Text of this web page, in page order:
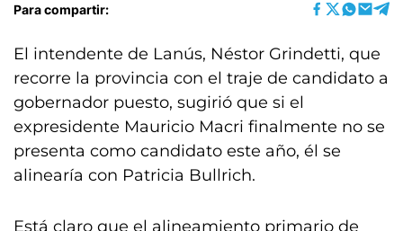
Para compartir:
El intendente de Lanús, Néstor Grindetti, que
recorre la provincia con el traje de candidato a
gobernador puesto, sugirió que si el
expresidente Mauricio Macri finalmente no se
presenta como candidato este año, él se
alinearía con Patricia Bullrich.
Está claro que el alineamiento primario de